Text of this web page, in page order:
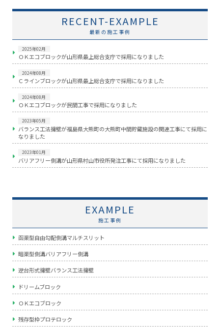
RECENT-EXAMPLE
最新の施工事例
2025年02月
ＯＫエコブロックが山形県最上総合支庁で採用になりました
2024年08月
Ｃラインブロックが山形県最上総合支庁で採用になりました
2024年08月
ＯＫエコブロックが民間工事で採用になりました
2023年05月
バランス工法擁壁が福島県大熊町の大熊町中間貯蔵施設の関連工事にて採用に
なりました
2023年01月
バリアフリー側溝が山形県村山市役所発注工事にて採用になりました
EXAMPLE
施工事例
函渠型自由勾配側溝マルチスリット
暗渠型側溝バリアフリー側溝
逆台形式擁壁バランス工法擁壁
ドリームブロック
ＯＫエコブロック
残存型枠プロテロック